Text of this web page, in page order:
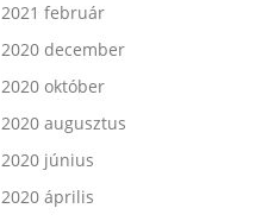
2021 február
2020 december
2020 október
2020 augusztus
2020 június
2020 április